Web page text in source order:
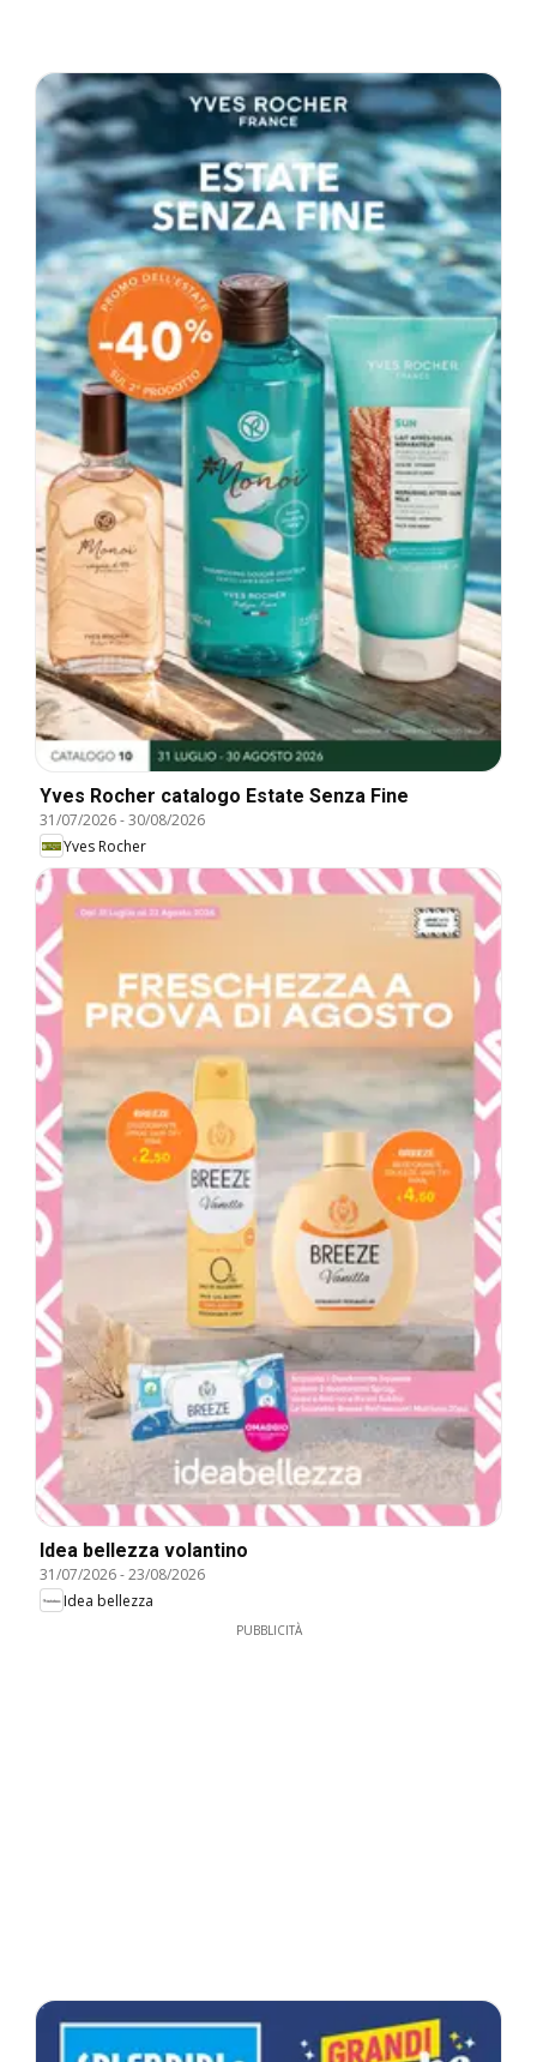
Yves Rocher catalogo Estate Senza Fine
31/07/2026-30/08/2026
Yves Rocher
Idea bellezza volantino
31/07/2026-23/08/2026
Idea bellezza
PUBBLICITÀ